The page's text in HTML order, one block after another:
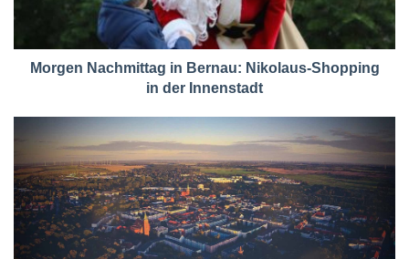
Morgen Nachmittag in Bernau: Nikolaus-Shopping
in der Innenstadt